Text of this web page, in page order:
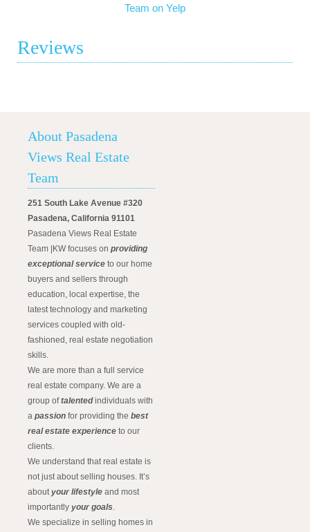
Team on Yelp
Reviews
About Pasadena
Views Real Estate
Team
251 South Lake Avenue #320
Pasadena, California 91101
Pasadena Views Real Estate
Team |KW focuses on providing
exceptional service to our home
buyers and sellers through
education, local expertise, the
latest technology and marketing
services coupled with old-
fashioned, real estate negotiation
skills.
We are more than a full service
real estate company. We are a
group oftalentedindividuals with
a passion for providing the best
real estate experience to our
clients.
We understand that real estate is
not just about selling houses. It’s
aboutyour lifestyle and most
importantly your goals.
We specialize in selling homes in